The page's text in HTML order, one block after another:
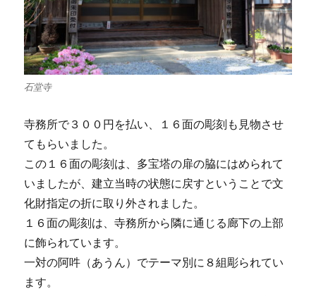
石堂寺
寺務所で３００円を払い、１６面の彫刻も見物させ
てもらいました。
この１６面の彫刻は、多宝塔の扉の脇にはめられて
いましたが、建立当時の状態に戻すということで文
化財指定の折に取り外されました。
１６面の彫刻は、寺務所から隣に通じる廊下の上部
に飾られています。
一対の阿吽（あうん）でテーマ別に８組彫られてい
ます。